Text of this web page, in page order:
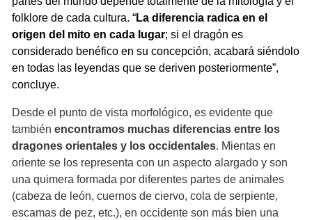
folklore de cada cultura. “La diferencia radica en el
origen del mito en cada lugar; si el dragón es
considerado benéfico en su concepción, acabará siéndolo
en todas las leyendas que se deriven posteriormente”,
concluye.
Desde el punto de vista morfológico, es evidente que
también encontramos muchas diferencias entre los
dragones orientales y los occidentales. Mientas en
oriente se los representa con un aspecto alargado y son
una quimera formada por diferentes partes de animales
(cabeza de león, cuernos de ciervo, cola de serpiente,
escamas de pez, etc.), en occidente son más bien una